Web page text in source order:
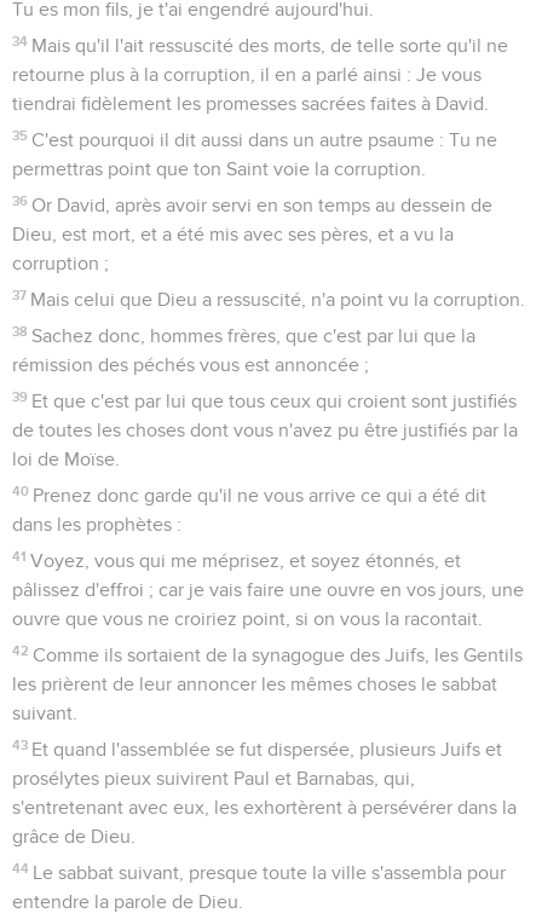
Tu es mon fils, je t'ai engendré aujourd'hui.
34 Mais qu'il l'ait ressuscité des morts, de telle sorte qu'il ne
retourne plus à la corruption, il en a parlé ainsi : Je vous
tiendrai fidèlement les promesses sacrées faites à David.
35 C'est pourquoi il dit aussi dans un autre psaume : Tu ne
permettras point que ton Saint voie la corruption.
36 Or David, après avoir servi en son temps au dessein de
Dieu, est mort, et a été mis avec ses pères, et a vu la
corruption ;
37 Mais celui que Dieu a ressuscité, n'a point vu la corruption.
38 Sachez donc, hommes frères, que c'est par lui que la
rémission des péchés vous est annoncée ;
39 Et que c'est par lui que tous ceux qui croient sont justifiés
de toutes les choses dont vous n'avez pu être justifiés par la
loi de Moïse.
40 Prenez donc garde qu'il ne vous arrive ce qui a été dit
dans les prophètes :
41 Voyez, vous qui me méprisez, et soyez étonnés, et
pâlissez d'effroi ; car je vais faire une ouvre en vos jours, une
ouvre que vous ne croiriez point, si on vous la racontait.
42 Comme ils sortaient de la synagogue des Juifs, les Gentils
les prièrent de leur annoncer les mêmes choses le sabbat
suivant.
43 Et quand l'assemblée se fut dispersée, plusieurs Juifs et
prosélytes pieux suivirent Paul et Barnabas, qui,
s'entretenant avec eux, les exhortèrent à persévérer dans la
grâce de Dieu.
44 Le sabbat suivant, presque toute la ville s'assembla pour
entendre la parole de Dieu.